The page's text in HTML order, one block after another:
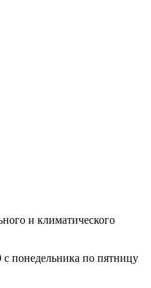
и климатического
с понедельника по пятницу